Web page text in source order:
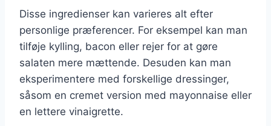
Disse ingredienser kan varieres alt efter
personlige præferencer. For eksempel kan man
tilføje kylling, bacon eller rejer for at gøre
salaten mere mættende. Desuden kan man
eksperimentere med forskellige dressinger,
såsom en cremet version med mayonnaise eller
en lettere vinaigrette.